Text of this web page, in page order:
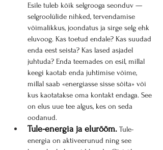
Esile tuleb kõik selgrooga seonduv —
selgroolülide nihked, tervendamise
võimalikkus, joondatus ja sirge selg ehk
eluvoog. Kas toetud endale? Kas suudad
enda eest seista? Kas lased asjadel
juhtuda? Enda teemades on esil, millal
keegi kaotab enda juhtimise võime,
millal saab «energiasse sisse sõita» või
kus kaotatakse oma kontakt endaga. See
on elus uue tee algus, kes on seda
oodanud.
Tule-energia ja elurõõm. Tule-
energia on aktiveerunud ning see